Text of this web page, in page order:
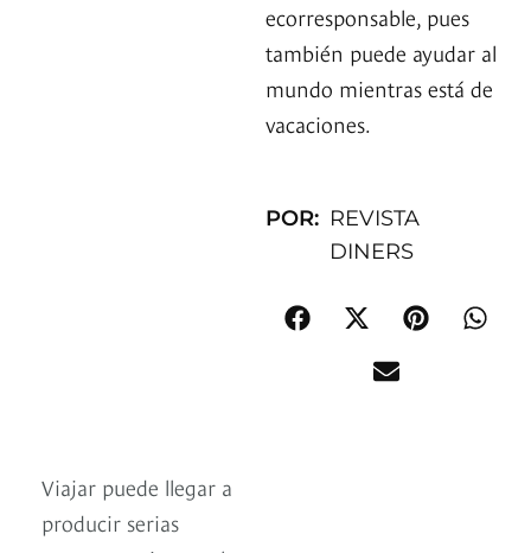
ecorresponsable, pues
también puede ayudar al
mundo mientras está de
vacaciones.
POR: REVISTA
DINERS
Viajar puede llegar a
producir serias